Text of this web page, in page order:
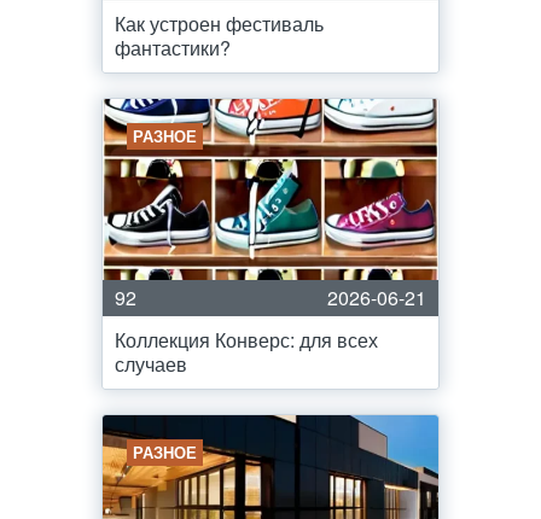
Как устроен фестиваль
фантастики?
РАЗНОЕ
92
2026-06-21
Коллекция Конверс: для всех
случаев
РАЗНОЕ